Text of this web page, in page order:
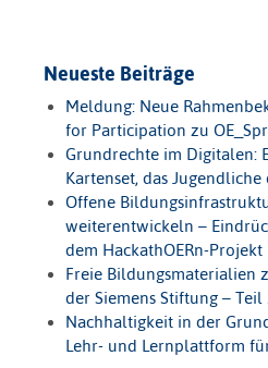
Neueste Beiträge
Meldung: Neue
for Participation zu
Grundrechte im Digitalen:
Kartenset, das
Offene
weiterentwickeln –
dem HackathOERn-Projekt
Freie Bildungsmaterialien
der Siemens Stiftung – Teil
Nachhaltigkeit in der
Lehr- und Lernplattform